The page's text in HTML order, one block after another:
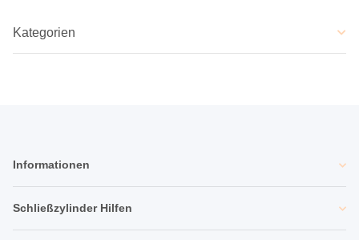
Kategorien
Informationen
Schließzylinder Hilfen